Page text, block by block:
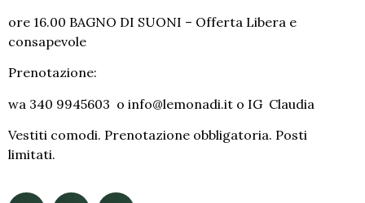
ore 16.00 BAGNO DI SUONI – Offerta Libera e
consapevole
Prenotazione:
wa 340 9945603 o info@lemonadi.it o IG Claudia
Vestiti comodi. Prenotazione obbligatoria. Posti
limitati.